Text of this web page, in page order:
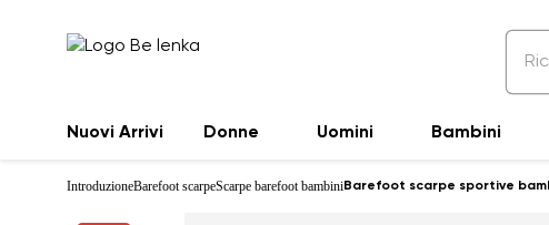
Nuovi Arrivi Donne Uomini Bambini
IntroduzioneBarefoot scarpeScarpe barefoot bambiniBarefoot scarpe sportive